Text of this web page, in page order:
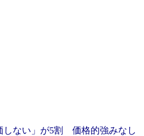
しない」が5割 価格的強みなし